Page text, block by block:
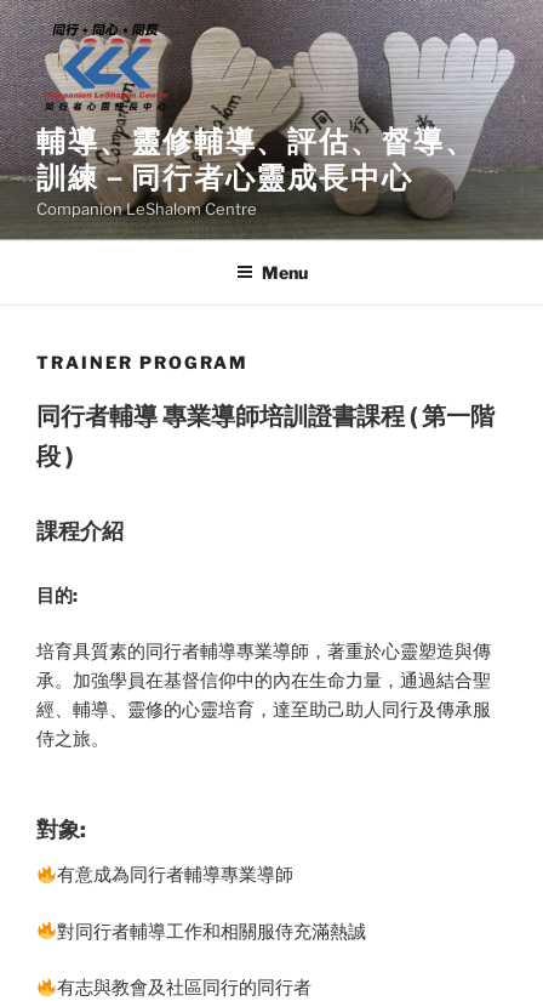
Skip
to
content
輔導、靈修輔導、評估、督導、
訓練－同行者心靈成長中心
Companion LeShalom Centre
Menu
TRAINER PROGRAM
同行者輔導 專業導師培訓證書課程 ( 第一階
段 )
課程介紹
目的:
培育具質素的同行者輔導專業導師，著重於心靈塑造與傳
承。加強學員在基督信仰中的內在生命力量，通過結合聖
經、輔導、靈修的心靈培育，達至助己助人同行及傳承服
侍之旅。
對象:
有意成為同行者輔導專業導師
對同行者輔導工作和相關服侍充滿熱誠
有志與教會及社區同行的同行者